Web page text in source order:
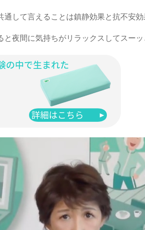
通して言えることは鎮静効果と抗不安
夜間に気持ちがリラックスしてスーッ